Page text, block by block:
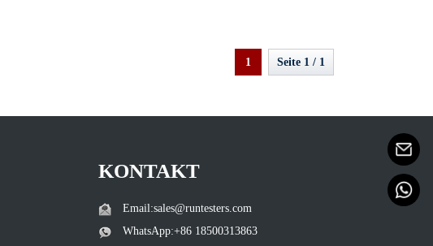
1 Seite 1 / 1
KONTAKT
Email:sales@runtesters.com
WhatsApp:+86 18500313863